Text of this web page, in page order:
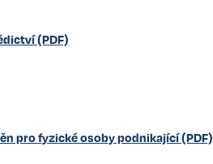
(PDF)
pro fyzické osoby podnikající (PDF)